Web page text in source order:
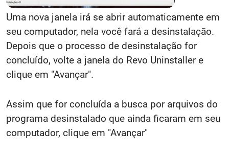
Uma nova janela irá se abrir automaticamente em
seu computador, nela você fará a desinstalação.
Depois que o processo de desinstalação for
concluído, volte a janela do Revo Uninstaller e
clique em "Avançar".
Assim que for concluída a busca por arquivos do
programa desinstalado que ainda ficaram em seu
computador, clique em "Avançar"